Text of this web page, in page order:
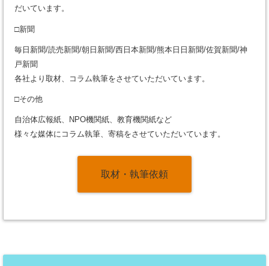
だいています。
□新聞
毎日新聞/読売新聞/朝日新聞/西日本新聞/熊本日日新聞/佐賀新聞/神
戸新聞
各社より取材、コラム執筆をさせていただいています。
□その他
自治体広報紙、NPO機関紙、教育機関紙など
様々な媒体にコラム執筆、寄稿をさせていただいています。
取材・執筆依頼